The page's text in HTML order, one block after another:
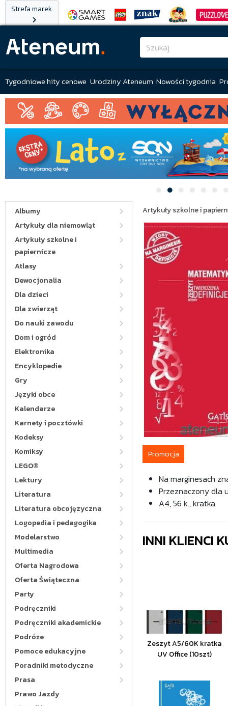
Strefa marek
Tygodniowe hity cenowe Urodziny Ateneum Nowości tygodnia
Albumy
Artykuły dla niemowląt
Artykuły szkolne i
papiernicze
Atlasy
Dewocjonalia
Dla dzieci
Dla zwierząt
Do nauki zawodu
Dom i ogród
Elektronika
Encyklopedie
Gry
Języki obce
Kalendarze
Karnety i pocztówki
Kodeksy
Komiksy
LEGO®
Lektury
Literatura
Literatura obcojęzyczna
Logopedia i pedagogika
Modelarstwo
Multimedia
Oferta Nagrodowa
Oferta Świąteczna
Party
Podręczniki
Podręczniki akademickie
Podróże
Pomoce edukacyjne
Poradniki metodyczne
Prasa
Prawo Jazdy
Artykuły szkolne i
Promocja
Na marginesach
Przeznaczony dla
A4, 56 k., kratka
INNI KLIENCI
Zeszyt A5/60K kratka
UV Office (10szt)